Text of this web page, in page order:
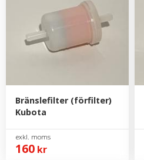
Bränslefilter (förfilter)
Kubota
160 kr